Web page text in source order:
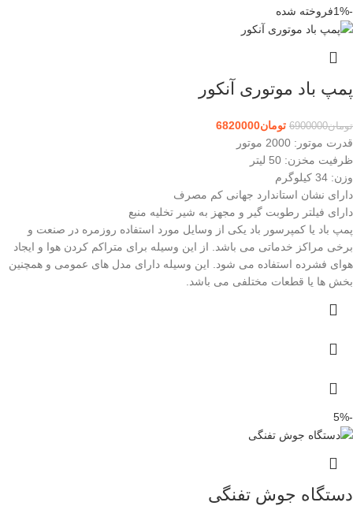
-1% فروخته شده
پمپ باد موتوری آنکور
تومان6900000 تومان6820000
قدرت موتور: 2000 موتور
ظرفیت مخزن: 50 لیتر
وزن: 34 کیلوگرم
دارای نشان استاندارد جهانی کم مصرف
دارای فیلتر رطوبت گیر و مجهز به شیر تخلیه منبع
پمپ باد یا کمپرسور باد یکی از وسایل مورد استفاده روزمره در صنعت و
برخی مراکز خدماتی می باشد. از این وسیله برای متراکم کردن هوا و ایجاد
هوای فشرده استفاده می شود. این وسیله دارای مدل های عمومی و همچنین
بخش ها یا قطعات مختلفی می باشد.
-5%
دستگاه جوش تفنگی